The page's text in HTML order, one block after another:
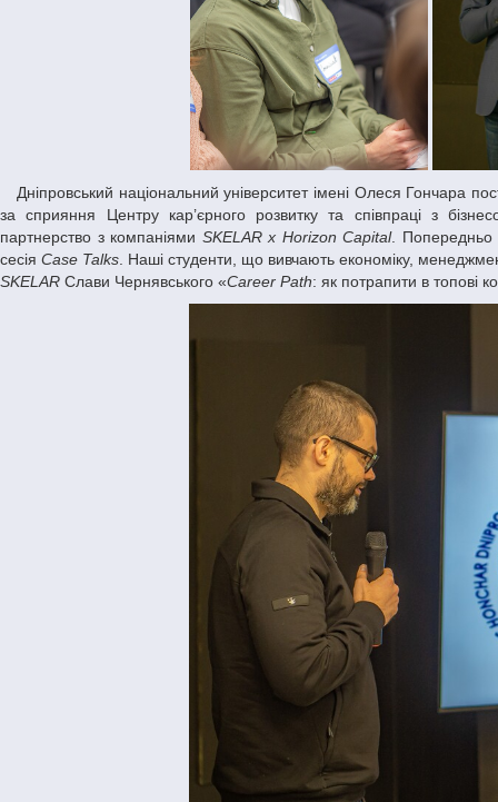
Дніпровський національний університет імені Олеся Гончара постійно розширює освітні та кар’єрні можливості для своїх студентів. З цією метою
за сприяння Центру кар’єрного розвитку та співпраці з
партнерство з компаніями SKELAR х Horizon Capital. Попередньо
сесія Case Talks . Наші студенти, що вивчають економіку,
SKELAR Слави Чернявського «Career Path: як потрапити в топові